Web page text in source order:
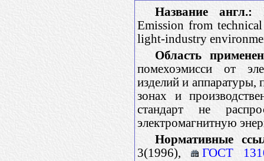
Название англ.:
Emission from
light-industry
Область
помехоэмисси от
изделий и аппаратуры,
зонах и
стандарт не
электромагнитную
Нормативные
3(1996),
ГОСТ